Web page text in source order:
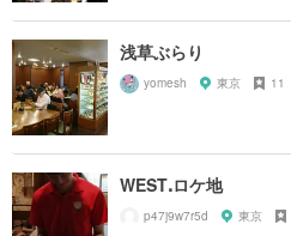
浅草ぶらり
yomesh 東京 11
WESTꓸロケ地
p47j9w7r5d 東京